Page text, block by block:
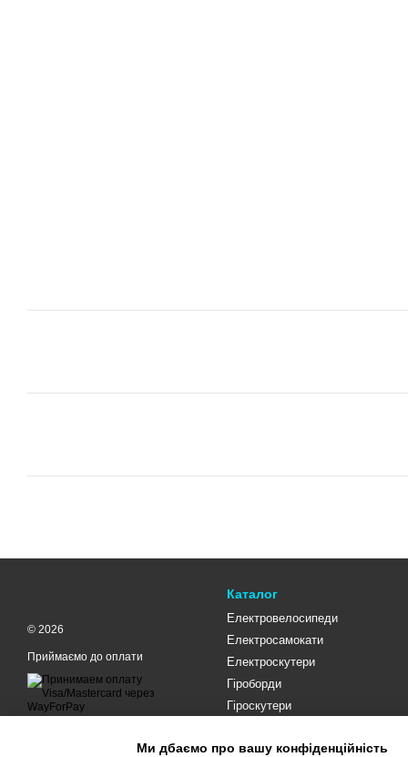
© 2026
Приймаємо до оплати
Каталог
Електровелосипеди
Електросамокати
Електроскутери
Гіроборди
Гіроскутери
Ми дбаємо про вашу конфіденційність